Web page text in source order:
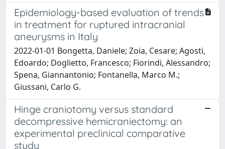
Epidemiology-based evaluation of trends
in treatment for ruptured intracranial
aneurysms in Italy
2022-01-01 Bongetta, Daniele; Zoia, Cesare; Agosti,
Edoardo; Doglietto, Francesco; Fiorindi, Alessandro;
Spena, Giannantonio; Fontanella, Marco M.;
Giussani, Carlo G.
Hinge craniotomy versus standard
decompressive hemicraniectomy: an
experimental preclinical comparative
study